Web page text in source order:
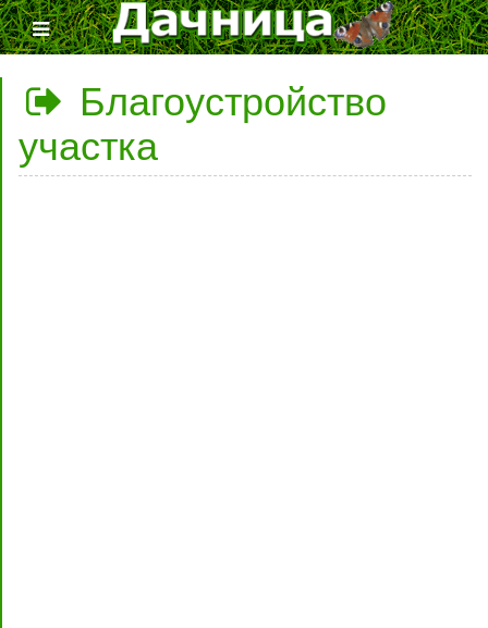
Благоустройство
участка